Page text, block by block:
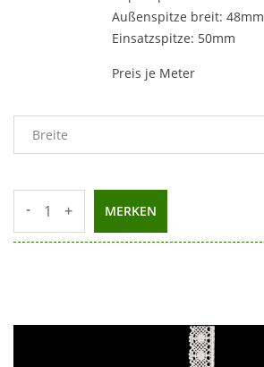
Außenspitze breit: 48mm
Einsatzspitze: 50mm
Preis je Meter
- + MERKEN